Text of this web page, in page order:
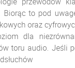
Biorąc to pod
oraz
dla
toru audio. Jeśli